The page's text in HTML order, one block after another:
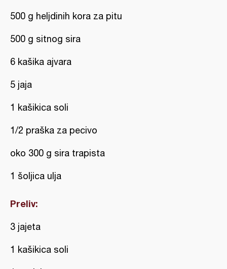
500 g heljdinih kora za pitu
500 g sitnog sira
6 kašika ajvara
5 jaja
1 kašikica soli
1/2 praška za pecivo
oko 300 g sira trapista
1 šoljica ulja
Preliv:
3 jajeta
1 kašikica soli